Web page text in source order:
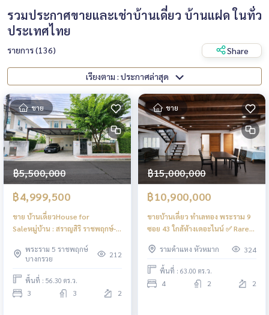
รวมประกาศขายและเช่าบ้านเดี่ยว บ้านแฝด ในทั่ว
ประเทศไทย
รายการ (136) Share
เรียงตาม : ประกาศล่าสุด
ขาย
฿5,500,000
฿4,999,500
ขาย บ้านเดี่ยวHouse for
Saleหมู่บ้าน : สราญสิริ ราชพฤกษ์-
พระราม 5 ราชพฤกษ์
บางกรวย
212
พื้นที่ : 56.30 ตร.ว.
3 3 2
ขาย
฿15,000,000
฿10,900,000
ขายบ้านเดี่ยว ทำเลทอง พระราม 9
ซอย 43 ใกล้ห้างเดอะไนน์ ✅️ Rare
รามคำแหง หัวหมาก
324
พื้นที่ : 63.00 ตร.ว.
4 2 2